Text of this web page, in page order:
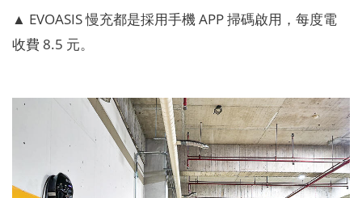
▲ EVOASIS 慢充都是採用手機 APP 掃碼啟用，每度電
收費 8.5 元。